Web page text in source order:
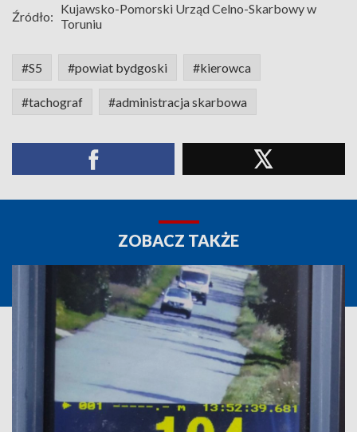
Źródło: Kujawsko-Pomorski Urząd Celno-Skarbowy w
Toruniu
#S5 #powiat bydgoski #kierowca
#tachograf #administracja skarbowa
ZOBACZ TAKŻE